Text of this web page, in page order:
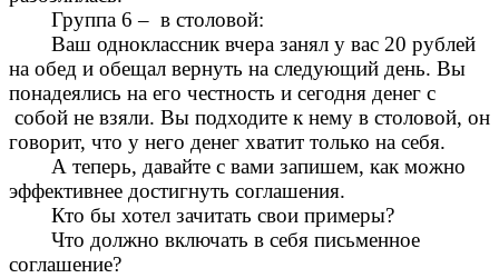
Группа 6 – в столовой:
Ваш одноклассник вчера занял у вас 20 рублей
на обед и обещал вернуть на следующий день. Вы
понадеялись на его честность и сегодня денег с
собой не взяли. Вы подходите к нему в столовой, он
говорит, что у него денег хватит только на себя.
А теперь, давайте с вами запишем, как можно
эффективнее достигнуть соглашения.
Кто бы хотел зачитать свои примеры?
Что должно включать в себя письменное
соглашение?